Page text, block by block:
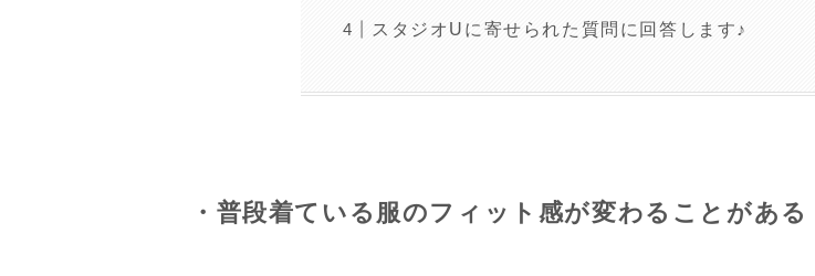
スタジオUに寄せられた質問に回答します♪
・普段着ている服のフィット感が変わることがある